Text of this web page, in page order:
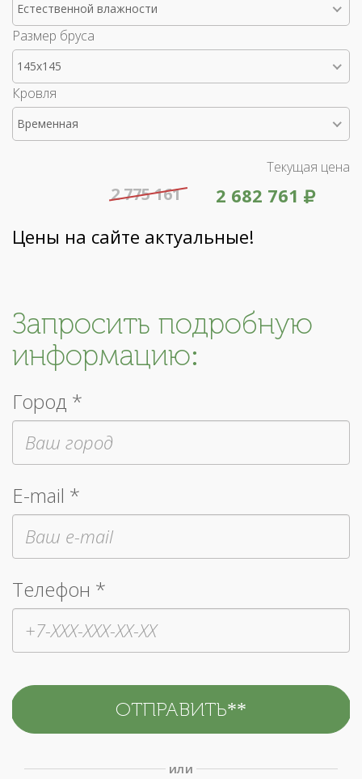
Естественной влажности
Размер бруса
145x145
Кровля
Временная
Текущая цена
2 682 761
2 775 161
Цены на сайте актуальные!
Запросить подробную
информацию:
Город *
E-mail *
Телефон *
или